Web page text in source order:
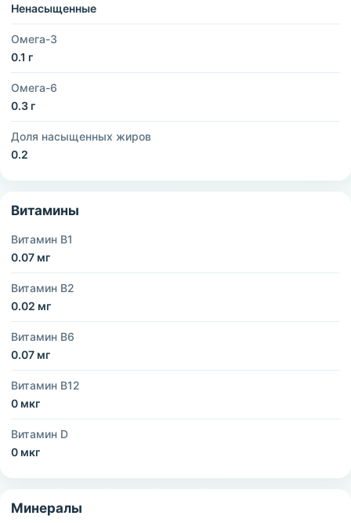
Ненасыщенные
Омега-3
0.1 г
Омега-6
0.3 г
Доля насыщенных жиров
0.2
Витамины
Витамин B1
0.07 мг
Витамин B2
0.02 мг
Витамин B6
0.07 мг
Витамин B12
0 мкг
Витамин D
0 мкг
Минералы